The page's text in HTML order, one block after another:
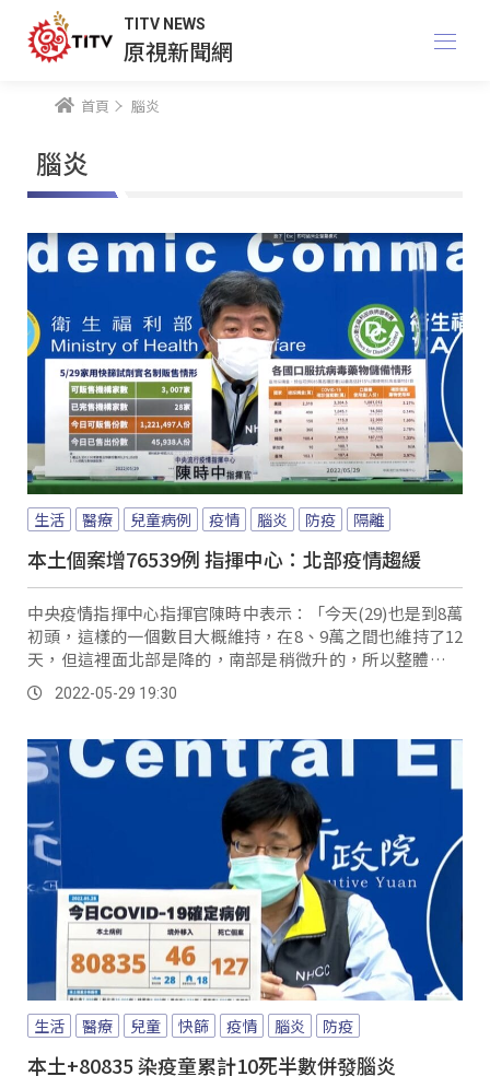
TITV NEWS
原視新聞網
首頁 腦炎
腦炎
生活 醫療 兒童病例 疫情 腦炎 防疫 隔離
本土個案增76539例 指揮中心：北部疫情趨緩
中央疫情指揮中心指揮官陳時中表示：「今天(29)也是到8萬
初頭，這樣的一個數目大概維持，在8、9萬之間也維持了12
天，但這裡面北部是降的，南部是稍微升的，所以整體的數
目沒有變化。
2022-05-29 19:30
生活 醫療 兒童 快篩 疫情 腦炎 防疫
本土+80835 染疫童累計10死半數併發腦炎